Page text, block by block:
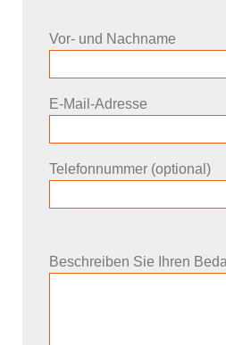
Vor- und Nachname
E-Mail-Adresse
Telefonnummer (optional)
Beschreiben Sie Ihren